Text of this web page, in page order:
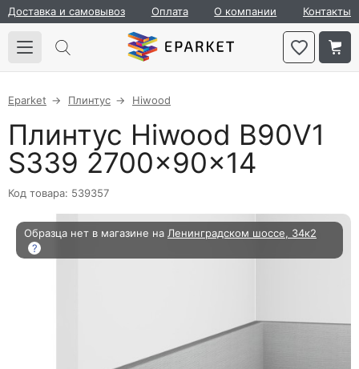
Доставка и самовывоз Оплата О компании Контакты
Eparket Плинтус Hiwood
Плинтус Hiwood B90V1
S339 2700×90×14
Код товара: 539357
Образца нет в магазине на Ленинградском шоссе, 34к2
?